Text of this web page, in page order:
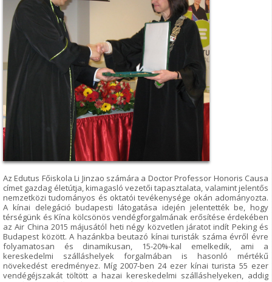
Az Edutus Főiskola Li Jinzao számára a Doctor Professor Honoris Causa
címet gazdag életútja, kimagasló vezetői tapasztalata, valamint jelentős
nemzetközi tudományos és oktatói tevékenysége okán adományozta.
A kínai delegáció budapesti látogatása idején jelentették be, hogy
térségünk és Kína kölcsönös vendégforgalmának erősítése érdekében
az Air China 2015 májusától heti négy közvetlen járatot indít Peking és
Budapest között. A hazánkba beutazó kínai turisták száma évről évre
folyamatosan és dinamikusan, 15-20%-kal emelkedik, ami a
kereskedelmi szálláshelyek forgalmában is hasonló mértékű
növekedést eredményez. Míg 2007-ben 24 ezer kínai turista 55 ezer
vendégéjszakát töltött a hazai kereskedelmi szálláshelyeken, addig